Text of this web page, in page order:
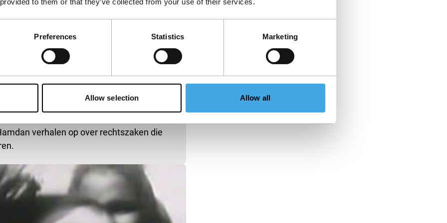
Preferences Statistics Marketing
Allow selection Allow all
verhalen op over rechtszaken die